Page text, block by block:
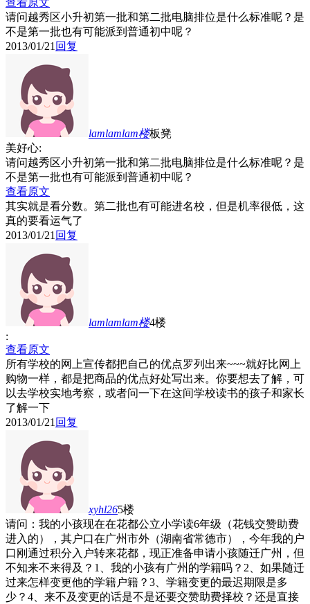
查看原文
请问越秀区小升初第一批和第二批电脑排位是什么标准呢？是
不是第一批也有可能派到普通初中呢？
2013/01/21回复
lamlamlam楼板凳
美好心:
请问越秀区小升初第一批和第二批电脑排位是什么标准呢？是
不是第一批也有可能派到普通初中呢？
查看原文
其实就是看分数。第二批也有可能进名校，但是机率很低，这
真的要看运气了
2013/01/21回复
lamlamlam楼4楼
:
查看原文
所有学校的网上宣传都把自己的优点罗列出来~~~就好比网上
购物一样，都是把商品的优点好处写出来。你要想去了解，可
以去学校实地考察，或者问一下在这间学校读书的孩子和家长
了解一下
2013/01/21回复
xyhl265楼
请问：我的小孩现在在花都公立小学读6年级（花钱交赞助费
进入的），其户口在广州市外（湖南省常德市），今年我的户
口刚通过积分入户转来花都，现正准备申请小孩随迁广州，但
不知来不来得及？1、我的小孩有广州的学籍吗？2、如果随迁
过来怎样变更他的学籍户籍？3、学籍变更的最迟期限是多
少？4、来不及变更的话是不是还要交赞助费择校？还是直接